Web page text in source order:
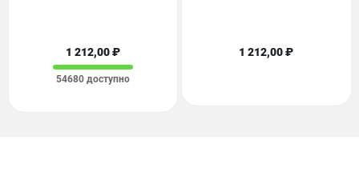
1 212,00 ₽
54680 доступно
1 212,00 ₽